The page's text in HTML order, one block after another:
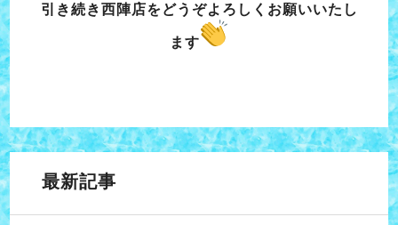
引き続き西陣店をどうぞよろしくお願いいたし
ます
最新記事